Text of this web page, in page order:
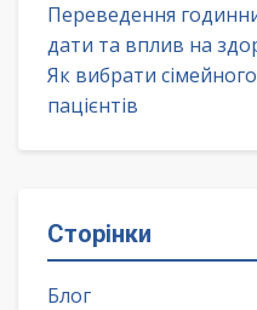
Переведення
дати та вплив на
Як вибрати
пацієнтів
Сторінки
Блог